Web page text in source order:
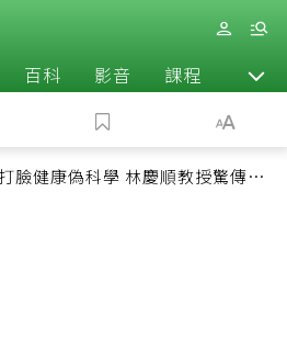
百科 影音 課程 退休
臉健康偽科學 林慶順教授驚傳意